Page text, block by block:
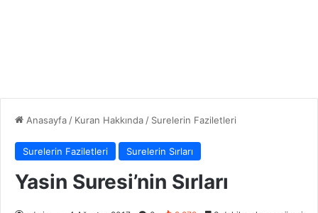
Anasayfa/ Kuran Hakkında/ Surelerin Faziletleri
Surelerin Faziletleri Surelerin Sırları
Yasin Suresi’nin Sırları